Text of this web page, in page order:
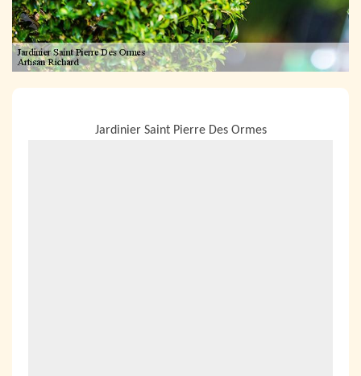
Jardinier Saint Pierre Des Ormes